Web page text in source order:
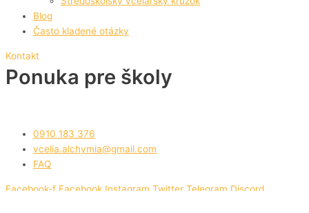
Blog
Často kladené otázky
Kontakt
Ponuka pre školy
0910 183 376
vcelia.alchymia@gmail.com
FAQ
Facebook-f Facebook Instagram Twitter Telegram Discord